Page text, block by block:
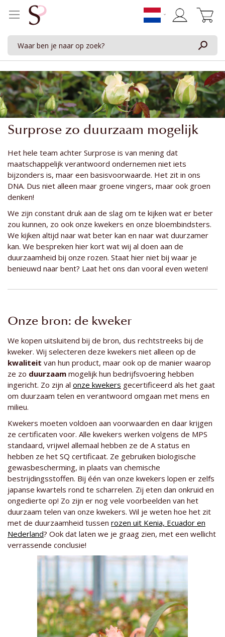
Surprose zo duurzaam mogelijk
Het hele team achter Surprose is van mening dat
maatschappelijk verantwoord ondernemen niet iets
bijzonders is, maar een basisvoorwaarde. Het zit in ons
DNA. Dus niet alleen maar groene vingers, maar ook groen
denken!
We zijn constant druk aan de slag om te kijken wat er beter
zou kunnen, zo ook onze kwekers en onze bloembindsters.
We kijken altijd naar wat beter kan en naar wat duurzamer
kan. We bespreken hier kort wat wij al doen aan de
duurzaamheid bij onze rozen. Staat hier niet bij waar je
benieuwd naar bent? Laat het ons dan vooral even weten!
Onze bron: de kweker
We kopen uitsluitend bij de bron, dus rechtstreeks bij de
kweker. Wij selecteren deze kwekers niet alleen op de
kwaliteit van hun product, maar ook op de manier waarop
ze zo duurzaam mogelijk hun bedrijfsvoering hebben
ingericht. Zo zijn al onze kwekers gecertificeerd als het gaat
om duurzaam telen en verantwoord omgaan met mens en
milieu.
Kwekers moeten voldoen aan voorwaarden en daar krijgen
ze certificaten voor. Alle kwekers werken volgens de MPS
standaard, vrijwel allemaal hebben ze de A status en
hebben ze het SQ certificaat. Ze gebruiken biologische
gewasbescherming, in plaats van chemische
bestrijdingsstoffen. Bij één van onze kwekers lopen er zelfs
japanse kwartels rond te scharrelen. Zij eten dan onkruid en
ongedierte op! Zo zijn er nog vele voorbeelden van het
duurzaam telen van onze kwekers. Wil je weten hoe het zit
met de duurzaamheid tussen rozen uit Kenia, Ecuador en
Nederland? Ook dat laten we je graag zien, met een wellicht
verrassende conclusie!